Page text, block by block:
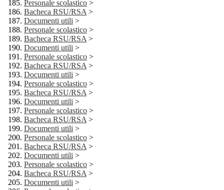
Personale scolastico >
Bacheca RSU/RSA >
Documenti utili >
Personale scolastico >
Bacheca RSU/RSA >
Documenti utili >
Personale scolastico >
Bacheca RSU/RSA >
Documenti utili >
Personale scolastico >
Bacheca RSU/RSA >
Documenti utili >
Personale scolastico >
Bacheca RSU/RSA >
Documenti utili >
Personale scolastico >
Bacheca RSU/RSA >
Documenti utili >
Personale scolastico >
Bacheca RSU/RSA >
Documenti utili >